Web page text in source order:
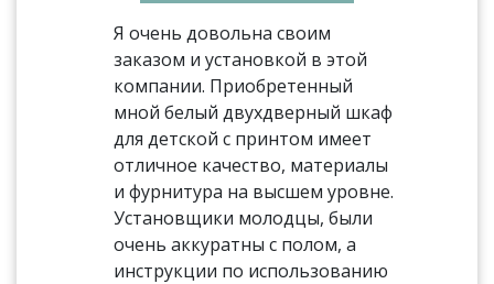
Я очень довольна своим
заказом и установкой в этой
компании. Приобретенный
мной белый двухдверный шкаф
для детской с принтом имеет
отличное качество, материалы
и фурнитура на высшем уровне.
Установщики молодцы, были
очень аккуратны с полом, а
инструкции по использованию